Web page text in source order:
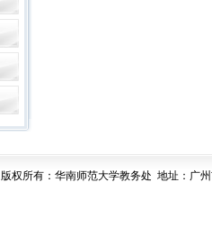
版权所有：华南师范大学教务处 地址：广